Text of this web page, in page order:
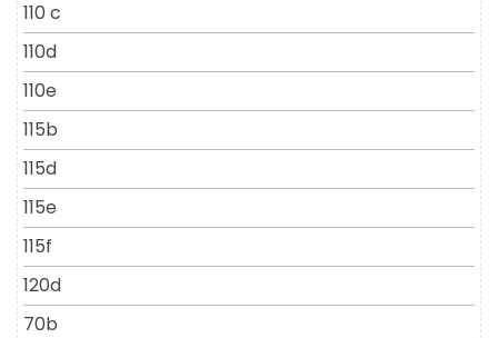
110 c
110d
110e
115b
115d
115e
115f
120d
70b